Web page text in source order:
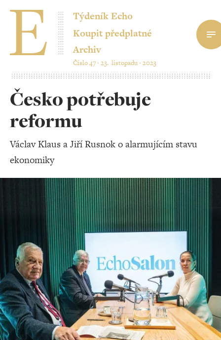
Týdeník Echo
Koupit předplatné
Archiv
Číslo 47 ‧ 23. listopadu ‧ 2023
Česko potřebuje
reformu
Václav Klaus a Jiří Rusnok o alarmujícím stavu
ekonomiky